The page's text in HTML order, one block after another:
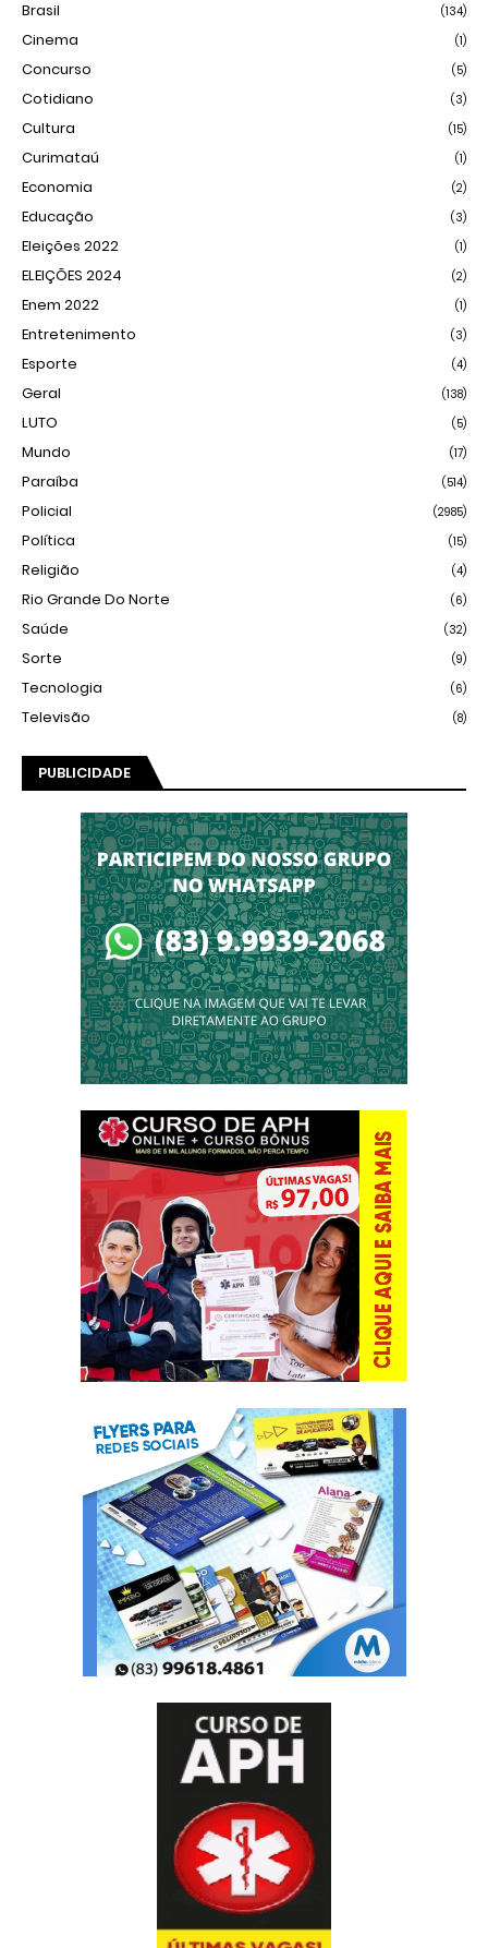
Brasil (134)
Cinema (1)
Concurso (5)
Cotidiano (3)
Cultura (15)
Curimataú (1)
Economia (2)
Educação (3)
Eleições 2022 (1)
ELEIÇÕES 2024 (2)
Enem 2022 (1)
Entretenimento (3)
Esporte (4)
Geral (138)
LUTO (5)
Mundo (17)
Paraíba (514)
Policial (2985)
Política (15)
Religião (4)
Rio Grande Do Norte (6)
Saúde (32)
Sorte (9)
Tecnologia (6)
Televisão (8)
PUBLICIDADE